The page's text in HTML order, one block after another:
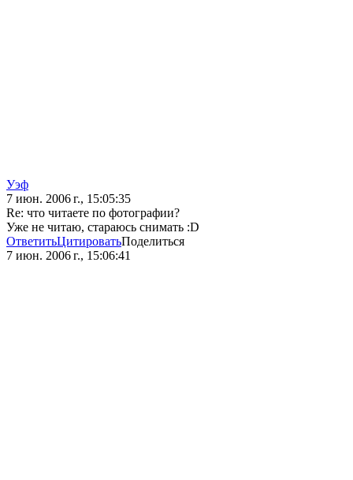
Уэф
7 июн. 2006 г., 15:05:35
Re: что читаете по фотографии?
Уже не читаю, стараюсь снимать :D
ОтветитьЦитироватьПоделиться
7 июн. 2006 г., 15:06:41